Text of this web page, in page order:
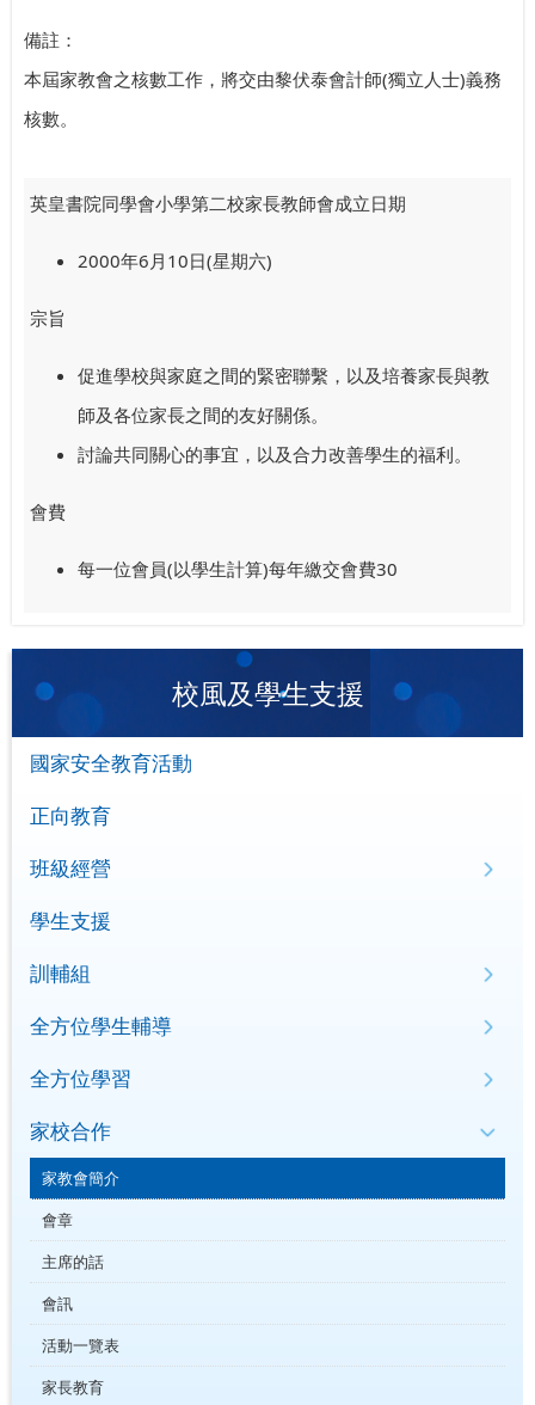
備註：
本屆家教會之核數工作，將交由黎伏泰會計師(獨立人士)義務
核數。
英皇書院同學會小學第二校家長教師會成立日期
2000年6月10日(星期六)
宗旨
促進學校與家庭之間的緊密聯繫，以及培養家長與教
師及各位家長之間的友好關係。
討論共同關心的事宜，以及合力改善學生的福利。
會費
每一位會員(以學生計算)每年繳交會費30
校風及學生支援
國家安全教育活動
正向教育
班級經營
學生支援
訓輔組
全方位學生輔導
全方位學習
家校合作
家教會簡介
會章
主席的話
會訊
活動一覽表
家長教育